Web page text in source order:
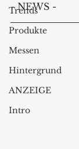
Trends
Produkte
Messen
Hintergrund
ANZEIGE
Intro
- NEWS -